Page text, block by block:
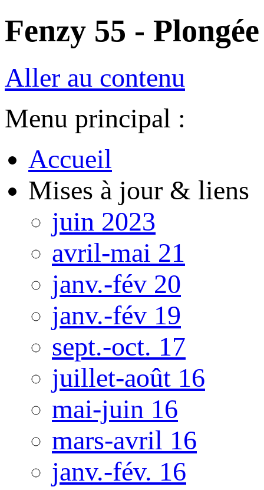
Fenzy 55 -
Aller au contenu
Menu principal :
Accueil
Mises à jour & liens
juin 2023
avril-mai 21
janv.-fév 20
janv.-fév 19
sept.-oct. 17
juillet-août 16
mai-juin 16
mars-avril 16
janv.-fév. 16